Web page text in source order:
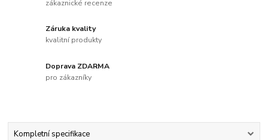
zákaznické recenze
Záruka kvality
kvalitní produkty
Doprava ZDARMA
pro zákazníky
Kompletní specifikace